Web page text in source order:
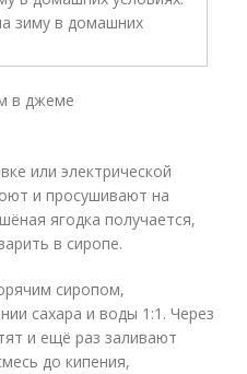
в джеме
или электрической
и просушивают на
ягодка получается,
в сиропе.
сиропом,
сахара и воды 1:1. Через
и ещё раз заливают
до кипения,